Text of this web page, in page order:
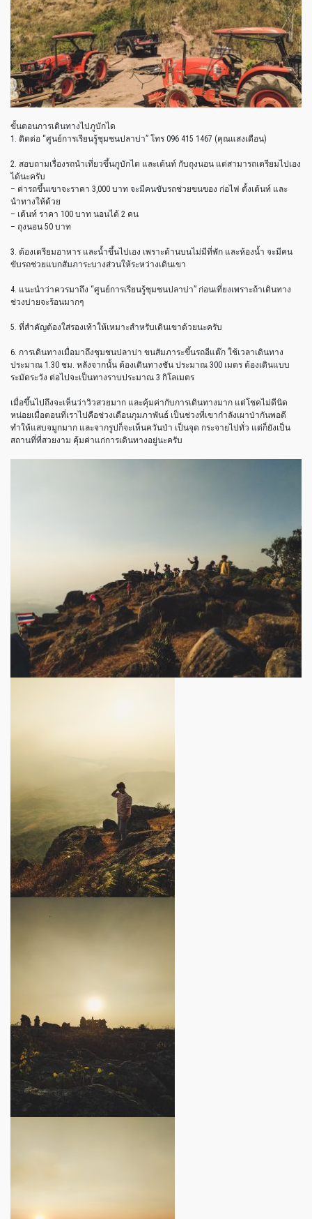
ขั้นตอนการเดินทางไปภูบักได
1. ติดต่อ “ศูนย์การเรียนรู้ชุมชนปลาบ่า” โทร 096 415 1467 (คุณแสงเดือน)
2. สอบถามเรื่องรถนำเที่ยวขึ้นภูบักได และเต้นท์ กับถุงนอน แต่สามารถเตรียมไปเอง
ได้นะครับ
– ค่ารถขึ้นเขาจะราคา 3,000 บาท จะมีคนขับรถช่วยขนของ ก่อไฟ ตั้งเต้นท์ และ
นำทางให้ด้วย
– เต้นท์ ราคา 100 บาท นอนได้ 2 คน
– ถุงนอน 50 บาท
3. ต้องเตรียมอาหาร และน้ำขึ้นไปเอง เพราะด้านบนไม่มีที่พัก และห้องน้ำ จะมีคน
ขับรถช่วยแบกสัมภาระบางส่วนให้ระหว่างเดินเขา
4. แนะนำว่าควรมาถึง “ศูนย์การเรียนรู้ชุมชนปลาบ่า” ก่อนเที่ยงเพราะถ้าเดินทาง
ช่วงบ่ายจะร้อนมากๆ
5. ที่สำคัญต้องใส่รองเท้าให้เหมาะสำหรับเดินเขาด้วยนะครับ
6. การเดินทางเมื่อมาถึงชุมชนปลาบ่า ขนสัมภาระขึ้นรถอีแต๊ก ใช้เวลาเดินทาง
ประมาณ 1.30 ชม. หลังจากนั้น ต้องเดินทางชัน ประมาณ 300 เมตร ต้องเดินแบบ
ระมัดระวัง ต่อไปจะเป็นทางราบประมาณ 3 กิโลเมตร
เมื่อขึ้นไปถึงจะเห็นว่าวิวสวยมาก และคุ้มค่ากับการเดินทางมาก แต่โชคไม่ดีนิด
หน่อยเมื่อตอนที่เราไปคือช่วงเดือนกุมภาพันธ์ เป็นช่วงที่เขากำลังเผาป่ากันพอดี
ทำให้แสบจมูกมาก และจากรูปก็จะเห็นควันป่า เป็นจุด กระจายไปทั่ว แต่ก็ยังเป็น
สถานที่ที่สวยงาม คุ้มค่าแก่การเดินทางอยู่นะครับ